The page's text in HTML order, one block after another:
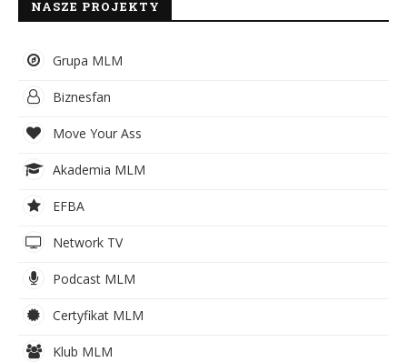
NASZE PROJEKTY
Grupa MLM
Biznesfan
Move Your Ass
Akademia MLM
EFBA
Network TV
Podcast MLM
Certyfikat MLM
Klub MLM